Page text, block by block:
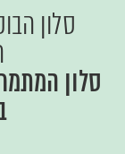
סלון
סלון